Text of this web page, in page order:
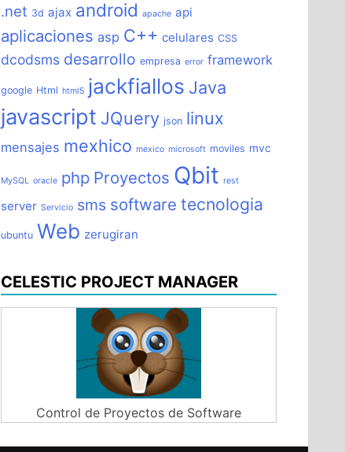
.net 3d ajax android apache api
aplicaciones asp C++ celulares CSS
dcodsms desarrollo empresa error framework
google Html html5 jackfiallos Java
javascript JQuery json linux
mensajes mexhico mexico microsoft moviles mvc
MySQL oracle php Proyectos Qbit rest
server Servicio sms software tecnologia
ubuntu Web zerugiran
CELESTIC PROJECT MANAGER
Control de Proyectos de Software